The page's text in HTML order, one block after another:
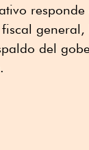
responde
general,
del